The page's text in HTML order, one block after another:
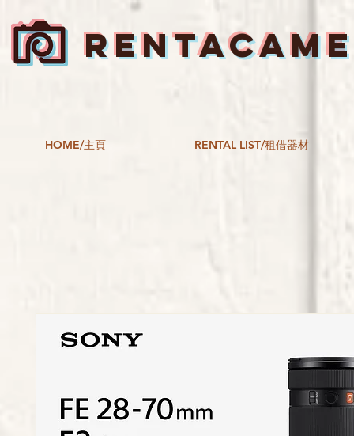
HOME/主頁 RENTAL LIST/租借器材